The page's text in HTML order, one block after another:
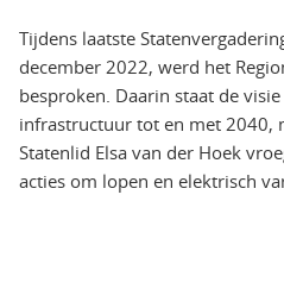
Tijdens laatste
december 2022, werd het
besproken. Daarin staat de
infrastructuur tot en met 2040,
Statenlid Elsa van der Hoek
acties om lopen en elektrisch